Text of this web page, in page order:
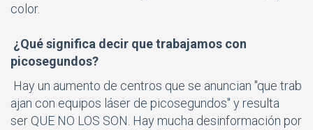
color.
¿Qué significa decir que trabajamos con
picosegundos?
Hay un aumento de centros que se anuncian "que trab
ajan con equipos láser de picosegundos" y resulta
ser QUE NO LOS SON. Hay mucha desinformación por